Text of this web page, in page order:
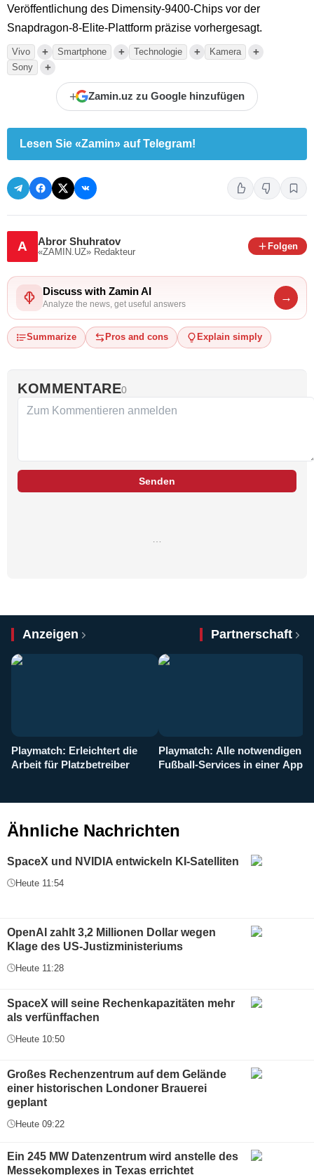
Veröffentlichung des Dimensity-9400-Chips vor der
Snapdragon-8-Elite-Plattform präzise vorhergesagt.
Vivo + Smartphone + Technologie + Kamera +
Sony +
+ Zamin.uz zu Google hinzufügen
Lesen Sie «Zamin» auf Telegram!
A Abror Shuhratov
«ZAMIN.UZ» Redakteur
Folgen
Discuss with Zamin AI
Analyze the news, get useful answers
→
Summarize Pros and cons Explain simply
KOMMENTARE0
Senden
Anzeigen Partnerschaft
Playmatch: Erleichtert die
Arbeit für Platzbetreiber
Playmatch: Alle notwendigen
Fußball-Services in einer App
Ähnliche Nachrichten
SpaceX und NVIDIA entwickeln KI-Satelliten
Heute 11:54
OpenAI zahlt 3,2 Millionen Dollar wegen
Klage des US-Justizministeriums
Heute 11:28
SpaceX will seine Rechenkapazitäten mehr
als verfünffachen
Heute 10:50
Großes Rechenzentrum auf dem Gelände
einer historischen Londoner Brauerei
geplant
Heute 09:22
Ein 245 MW Datenzentrum wird anstelle des
Messekomplexes in Texas errichtet